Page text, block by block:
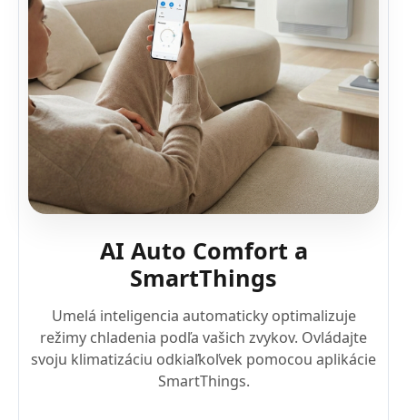
AI Auto Comfort a
SmartThings
Umelá inteligencia automaticky optimalizuje
režimy chladenia podľa vašich zvykov. Ovládajte
svoju klimatizáciu odkiaľkoľvek pomocou aplikácie
SmartThings.